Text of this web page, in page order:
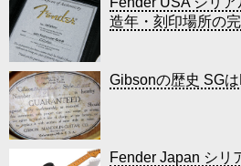
造年・刻印場所の
Gibsonの歴史 SG
Fender Japan シリ